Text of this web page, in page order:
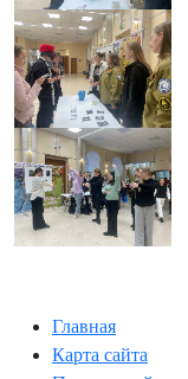
Главная
Карта сайта